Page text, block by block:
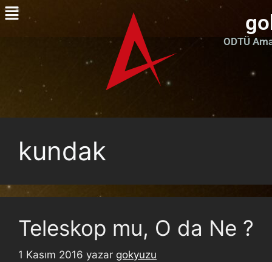
ODTÜ
kundak
Teleskop mu, O da Ne ?
1 Kasım 2016 yazar gokyuzu